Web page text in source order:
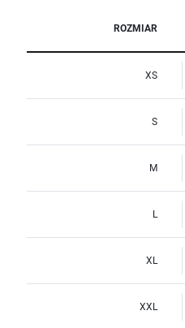
ROZMIAR
XS
S
M
L
XL
XXL